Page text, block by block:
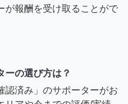
が報酬を受け取ることがで
ーの選び方は？
認済み」のサポーターがお